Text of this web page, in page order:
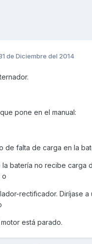
de Diciembre del 2014
pone en el manual:
de falta de carga en la
la batería no recibe carga
o
rectificador. Diríjase
está parado.